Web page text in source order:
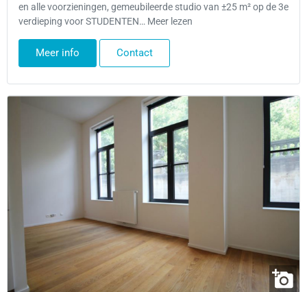
en alle voorzieningen, gemeubileerde studio van ±25 m² op de 3e
verdieping voor STUDENTEN… Meer lezen
Meer info Contact